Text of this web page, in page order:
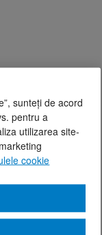
sunteți de acord
pentru a
utilizarea site-
cookie